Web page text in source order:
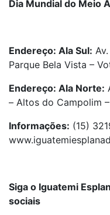
Dia Mundial do Meio
Endereço: Ala Sul:
Parque Bela Vista –
Endereço: Ala Norte:
– Altos do Campolim
Informações: (15)
Siga o Iguatemi
sociais